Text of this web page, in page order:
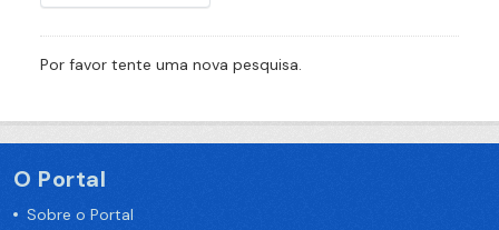
Por favor tente uma nova pesquisa.
O Portal
Sobre o Portal